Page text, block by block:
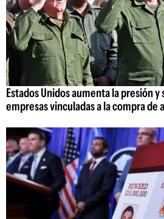
Estados Unidos aumenta la presión
empresas vinculadas a la compra de